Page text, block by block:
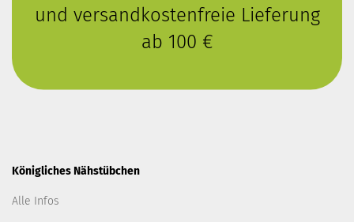
und versandkostenfreie Lieferung
ab 100 €
Königliches Nähstübchen
Alle Infos